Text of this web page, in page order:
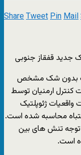
ShareTweetPinMail
جدید قفقاز جنوبی
قره باغ در سال ۲۰۲۰، اینک بدون شک مشخص
ارمنیان توسط
واقعیات ژئوپلتیک
محاسبه شده است.
توجه تنش های بین
است.